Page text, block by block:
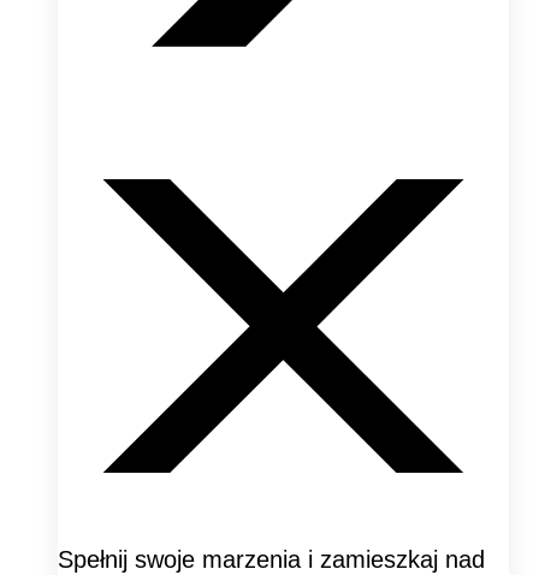
Spełnij swoje marzenia i zamieszkaj nad